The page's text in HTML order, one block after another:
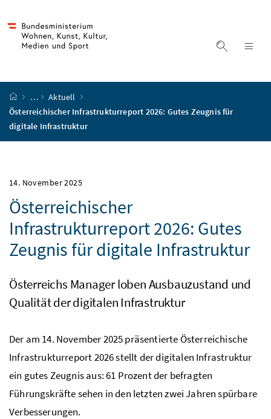
Suche
Startseite
…
Aktuell
Österreichischer Infrastrukturreport 2026: Gutes Zeugnis für
digitale Infrastruktur
14. November 2025
Österreichischer
Infrastrukturreport 2026: Gutes
Zeugnis für digitale Infrastruktur
Österreichs Manager loben Ausbauzustand und
Qualität der digitalen Infrastruktur
Der am 14. November 2025 präsentierte Österreichische
Infrastrukturreport 2026 stellt der digitalen Infrastruktur
ein gutes Zeugnis aus: 61 Prozent der befragten
Führungskräfte sehen in den letzten zwei Jahren spürbare
Verbesserungen.